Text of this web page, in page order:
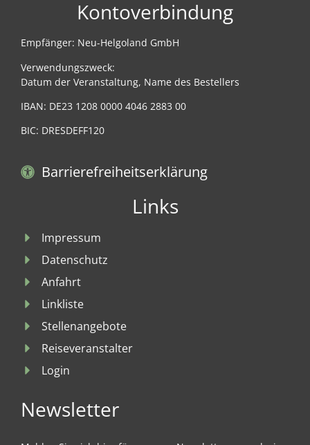
Kontoverbindung
Empfänger: Neu-Helgoland GmbH
Verwendungszweck:
Datum der Veranstaltung, Name des Bestellers
IBAN: DE23 1208 0000 4046 2883 00
BIC: DRESDEFF120
Barrierefreiheitserklärung
Links
Impressum
Datenschutz
Anfahrt
Linkliste
Stellenangebote
Reiseveranstalter
Login
Newsletter